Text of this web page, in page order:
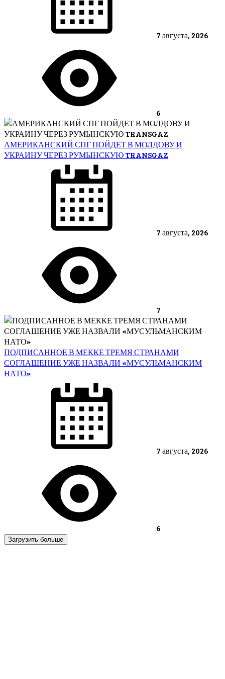
7 августа, 2026
6
АМЕРИКАНСКИЙ СПГ ПОЙДЕТ В МОЛДОВУ И
УКРАИНУ ЧЕРЕЗ РУМЫНСКУЮ TRANSGAZ
7 августа, 2026
7
ПОДПИСАННОЕ В МЕККЕ ТРЕМЯ СТРАНАМИ
СОГЛАШЕНИЕ УЖЕ НАЗВАЛИ «МУСУЛЬМАНСКИМ
НАТО»
7 августа, 2026
6
Загрузить больше